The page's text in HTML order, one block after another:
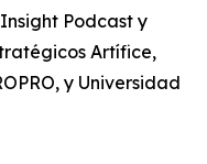
Podcast y
Artífice,
y Universidad